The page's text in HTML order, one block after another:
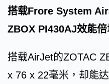
搭载Frore System
ZBOX PI430AJ效能倍
搭载AirJet的ZOTAC
x 76 x 22毫米，却能